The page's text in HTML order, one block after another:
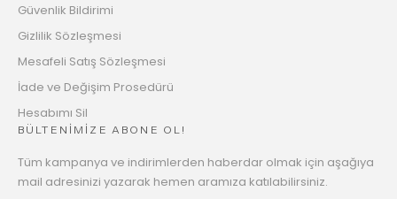
Güvenlik Bildirimi
Gizlilik Sözleşmesi
Mesafeli Satış Sözleşmesi
İade ve Değişim Prosedürü
Hesabımı Sil
BÜLTENİMİZE ABONE OL!
Tüm kampanya ve indirimlerden haberdar olmak için aşağıya
mail adresinizi yazarak hemen aramıza katılabilirsiniz.